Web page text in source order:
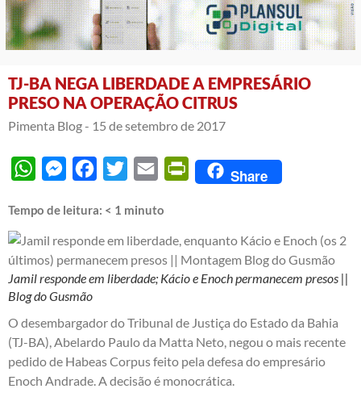
TJ-BA NEGA LIBERDADE A EMPRESÁRIO
PRESO NA OPERAÇÃO CITRUS
Pimenta Blog - 15 de setembro de 2017
WhatsAppMessengerFacebook
Twitter Email PrintFriendly
Share
Tempo de leitura: < 1 minuto
Jamil responde em liberdade; Kácio e Enoch permanecem presos ||
Blog do Gusmão
O desembargador do Tribunal de Justiça do Estado da Bahia
(TJ-BA), Abelardo Paulo da Matta Neto, negou o mais recente
pedido de Habeas Corpus feito pela defesa do empresário
Enoch Andrade. A decisão é monocrática.